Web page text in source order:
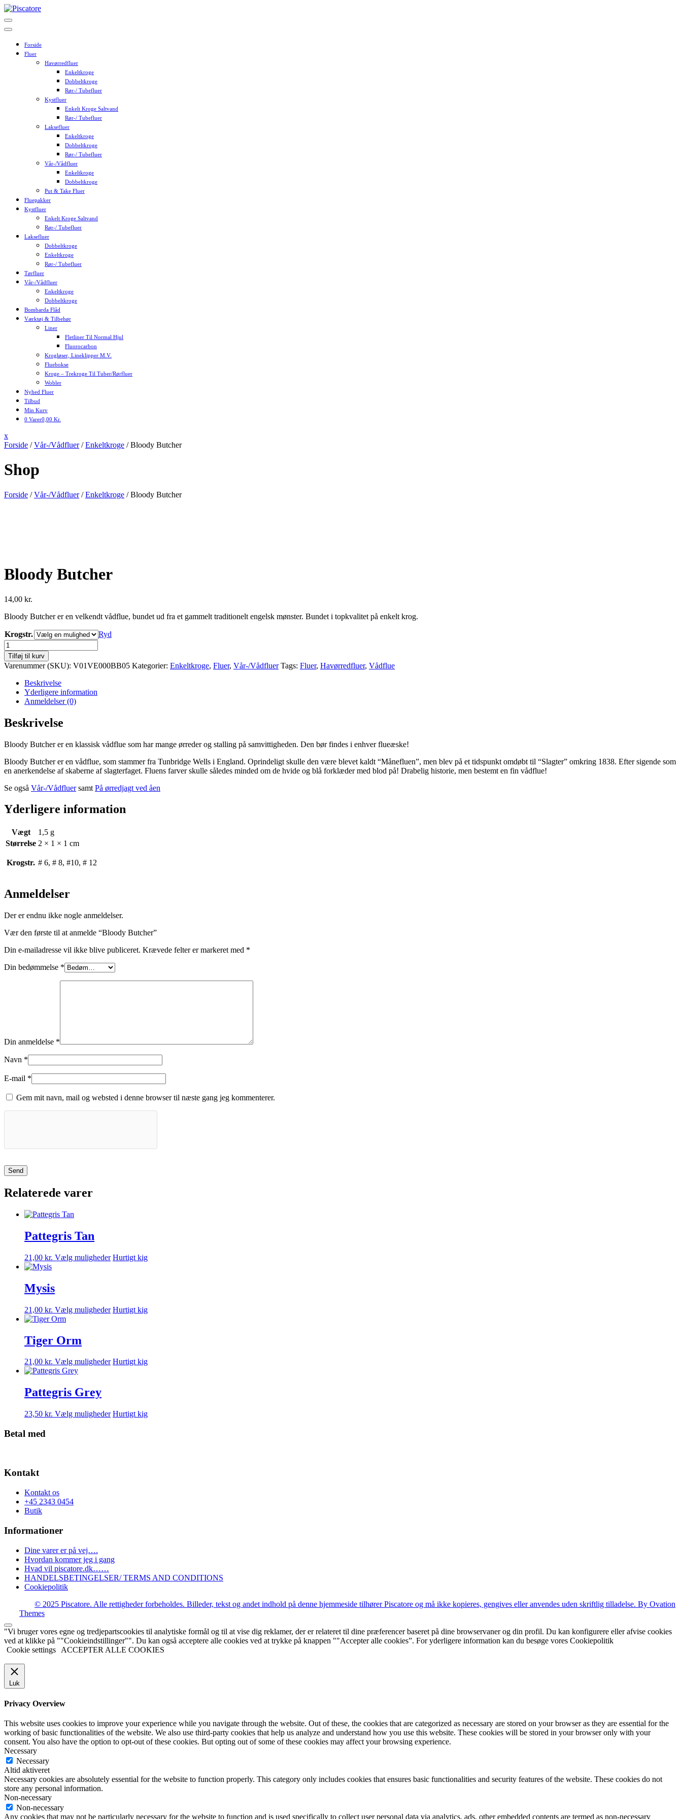
Skip
to
content
Forside
Fluer
Havørredfluer
Enkeltkroge
Dobbeltkroge
Rør-/ Tubefluer
Kystfluer
Enkelt Kroge Saltvand
Rør-/ Tubefluer
Laksefluer
Enkeltkroge
Dobbeltkroge
Rør-/ Tubefluer
Vår-/Vådfluer
Enkeltkroge
Dobbeltkroge
Put & Take Fluer
Fluepakker
Kystfluer
Enkelt Kroge Saltvand
Rør-/ Tubefluer
Laksefluer
Dobbeltkroge
Enkeltkroge
Rør-/ Tubefluer
Tørfluer
Vår-/Vådfluer
Enkeltkroge
Dobbeltkroge
Bombarda Flåd
Værktøj & Tilbehør
Liner
Fletliner Til Normal Hjul
Fluorocarbon
Krogløser, Lineklipper M.v.
Fluebokse
Kroge – Trekroge Til Tuber/rørfluer
Wobler
Nyhed Fluer
Tilbud
Min Kurv
0 Varer0,00 Kr.
xClose
Menu
Forside /Vår-/Vådfluer/Enkeltkroge / Bloody Butcher
Shop
Forside /Vår-/Vådfluer/Enkeltkroge / Bloody Butcher
Bloody Butcher
14,00 kr.
Bloody Butcher er en velkendt vådflue, bundet ud fra et gammelt traditionelt engelsk mønster. Bundet i topkvalitet på enkelt krog.
Krogstr.
Ryd
Bloody
Butcher
antal
Tilføj til kurv
Varenummer (SKU): V01VE000BB05 Kategorier: Enkeltkroge, Fluer, Vår-/Vådfluer Tags: Fluer, Havørredfluer, Vådflue
Beskrivelse
Yderligere information
Anmeldelser (0)
Beskrivelse
Bloody Butcher er en klassisk vådflue som har mange ørreder og stalling på samvittigheden. Den bør findes i enhver flueæske!
Bloody Butcher er en vådflue, som stammer fra Tunbridge Wells i England. Oprindeligt skulle den være blevet kaldt “Månefluen”, men blev på et tidspunkt omdøbt til “Slagter” omkring 1838. Efter sigende som
en anerkendelse af skaberne af slagterfaget. Fluens farver skulle således minded om de hvide og blå forklæder med blod på! Drabelig historie, men bestemt en fin vådflue!
Se også Vår-/Vådfluersamt På ørredjagt ved åen
Yderligere information
Vægt
1,5 g
Størrelse 2 × 1 × 1 cm
Krogstr. # 6, # 8, #10, # 12
Anmeldelser
Der er endnu ikke nogle anmeldelser.
Vær den første til at anmelde “Bloody Butcher”
Din e-mailadresse vil ikke blive publiceret. Krævede felter er markeret med *
Din bedømmelse *
Din anmeldelse *
Navn *
E-mail *
Gem mit navn, mail og websted i denne browser til næste gang jeg kommenterer.
Relaterede varer
Pattegris Tan
21,00 kr. Vælg muligheder Dette
kan
Hurtigt kig
Mysis
21,00 kr. Vælg muligheder Dette
kan
Hurtigt kig
Tiger Orm
21,00 kr. Vælg muligheder Dette
kan
Hurtigt kig
Pattegris Grey
23,50 kr. Vælg muligheder Dette
Hurtigt kig
Betal med
Kontakt
Kontakt os
+45 2343 0454
Butik
Informationer
Dine varer er på vej….
Hvordan kommer jeg i gang
Hvad vil piscatore.dk……
HANDELSBETINGELSER/ TERMS AND CONDITIONS
Cookiepolitik
© 2025 Piscatore. Alle rettigheder forbeholdes. Billeder, tekst og andet indhold på denne hjemmeside tilhører Piscatore og må ikke kopieres, gengives eller anvendes uden skriftlig tilladelse. By Ovation
Themes
"Vi bruger vores egne og tredjepartscookies til analytiske formål og til at vise dig reklamer, der er relateret til dine præferencer baseret på dine browservaner og din profil. Du kan konfigurere eller afvise cookies
ved at klikke på ""Cookieindstillinger"". Du kan også acceptere alle cookies ved at trykke på knappen ""Accepter alle cookies”. For yderligere information kan du besøge vores Cookiepolitik
Cookie settings
ACCEPTER ALLE COOKIES
Luk
Privacy Overview
This website uses cookies to improve your experience while you navigate through the website. Out of these, the cookies that are categorized as necessary are stored on your browser as they are essential for the
working of basic functionalities of the website. We also use third-party cookies that help us analyze and understand how you use this website. These cookies will be stored in your browser only with your
consent. You also have the option to opt-out of these cookies. But opting out of some of these cookies may affect your browsing experience.
Necessary
Necessary
Altid aktiveret
Necessary cookies are absolutely essential for the website to function properly. This category only includes cookies that ensures basic functionalities and security features of the website. These cookies do not
store any personal information.
Non-necessary
Non-necessary
Any cookies that may not be particularly necessary for the website to function and is used specifically to collect user personal data via analytics, ads, other embedded contents are termed as non-necessary